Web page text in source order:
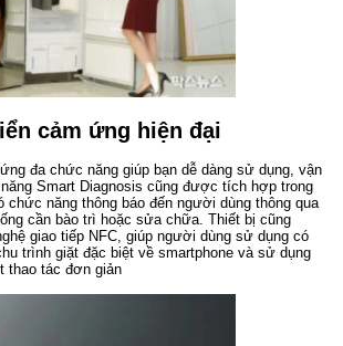
cảm ứng hiện đại
đa chức năng giúp bạn dễ dàng sử dụng, vận
Smart Diagnosis cũng được tích hợp trong
chức năng thông báo đến người dùng thông qua
cần bào trì hoặc sửa chữa. Thiết bị cũng
giao tiếp NFC, giúp người dùng sử dụng có
trình giặt đặc biệt về smartphone và sử dụng
thao tác đơn giản